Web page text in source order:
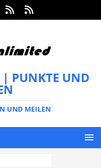
| PUNKTE UND
UND MEILEN